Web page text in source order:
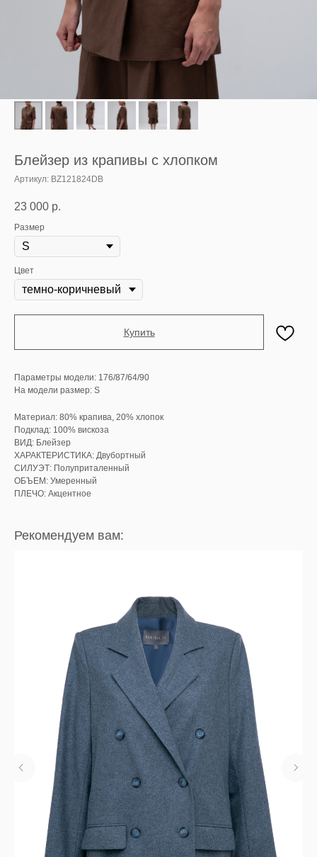
Блейзер из крапивы с хлопком
Артикул: BZ121824DB
23 000 р.
Размер
Цвет
Купить
Параметры модели: 176/87/64/90
На модели размер: S
Материал: 80% крапива, 20% хлопок
Подклад: 100% вискоза
ВИД: Блейзер
ХАРАКТЕРИСТИКА: Двубортный
СИЛУЭТ: Полуприталенный
ОБЪЕМ: Умеренный
ПЛЕЧО: Акцентное
Рекомендуем вам: